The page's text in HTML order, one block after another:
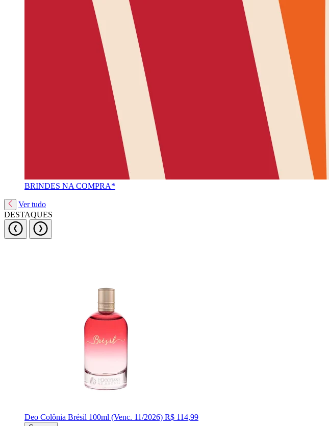
BRINDES NA COMPRA*
Ver tudo
DESTAQUES
Deo Colônia Brésil 100ml (Venc. 11/2026) R$ 114,99